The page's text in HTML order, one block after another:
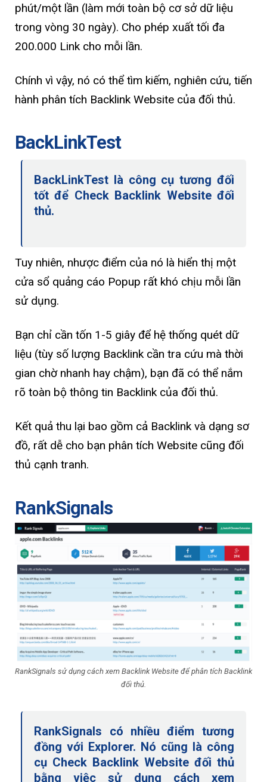
phút/một lần (làm mới toàn bộ cơ sở dữ liệu
trong vòng 30 ngày). Cho phép xuất tối đa
200.000 Link cho mỗi lần.
Chính vì vậy, nó có thể tìm kiếm, nghiên cứu, tiến
hành phân tích Backlink Website của đối thủ.
BackLinkTest
BackLinkTest là công cụ tương đối
tốt để Check Backlink Website đối
thủ.
Tuy nhiên, nhược điểm của nó là hiển thị một
cửa sổ quảng cáo Popup rất khó chịu mỗi lần
sử dụng.
Bạn chỉ cần tốn 1-5 giây để hệ thống quét dữ
liệu (tùy số lượng Backlink cần tra cứu mà thời
gian chờ nhanh hay chậm), bạn đã có thể nắm
rõ toàn bộ thông tin Backlink của đối thủ.
Kết quả thu lại bao gồm cả Backlink và dạng sơ
đồ, rất dễ cho bạn phân tích Website cũng đối
thủ cạnh tranh.
RankSignals
RankSignals sử dụng cách xem Backlink Website để phân tích Backlink
đối thủ.
RankSignals có nhiều điểm tương
đồng với Explorer. Nó cũng là công
cụ Check Backlink Website đối thủ
bằng việc sử dụng cách xem